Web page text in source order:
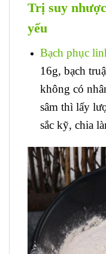
Trị suy
yếu
Bạch phục
16g, bạch
không có
sâm thì lấy
sắc kỹ, chia